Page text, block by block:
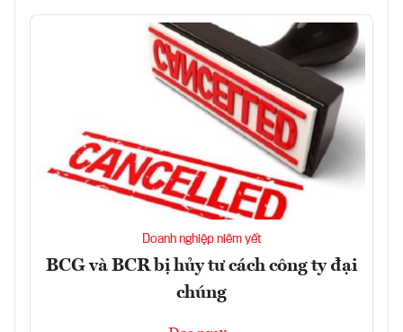
Doanh nghiệp niêm yết
BCG và BCR bị hủy tư cách công ty đại
chúng